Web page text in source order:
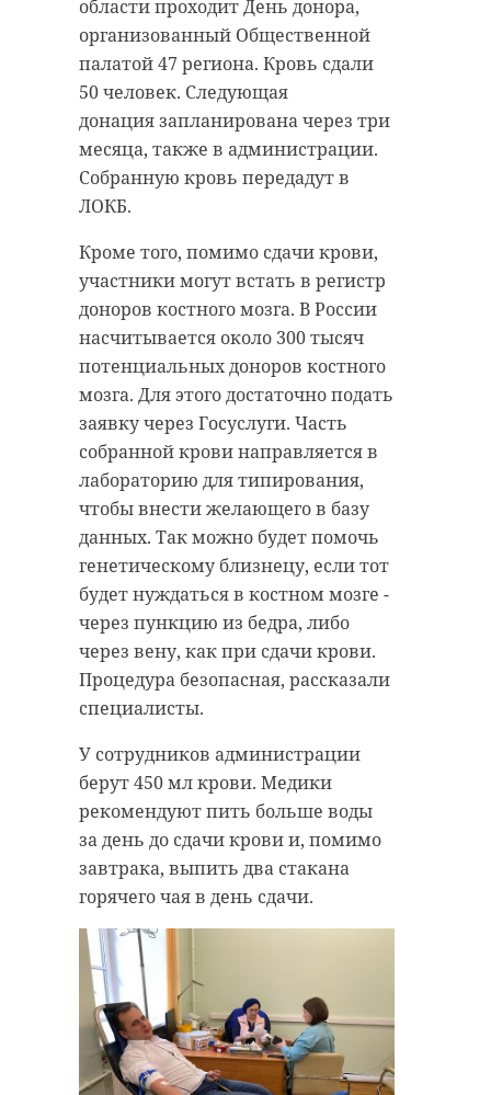
области проходит День донора,
организованный Общественной
палатой 47 региона. Кровь сдали
50 человек. Следующая
донация запланирована через три
месяца, также в администрации.
Собранную кровь передадут в
ЛОКБ.
Кроме того, помимо сдачи крови,
участники могут встать в регистр
доноров костного мозга. В России
насчитывается около 300 тысяч
потенциальных доноров костного
мозга. Для этого достаточно подать
заявку через Госуслуги. Часть
собранной крови направляется в
лабораторию для типирования,
чтобы внести желающего в базу
данных. Так можно будет помочь
генетическому близнецу, если тот
будет нуждаться в костном мозге -
через пункцию из бедра, либо
через вену, как при сдачи крови.
Процедура безопасная, рассказали
специалисты.
У сотрудников администрации
берут 450 мл крови. Медики
рекомендуют пить больше воды
за день до сдачи крови и, помимо
завтрака, выпить два стакана
горячего чая в день сдачи.
Фото: ДТП и ЧП | Санкт-Петербург |
Питер Онлайн | СПб, Дорожный
инспектор, Андрей Голубенцев,
Максим Максимов, Олег Хубян/
Признавашки ДТП и ЧП Санкт-
Петербург
киевское шоссе
гатчинский район